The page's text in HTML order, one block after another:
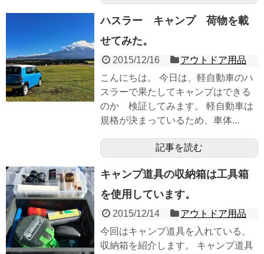
ハスラー キャンプ 荷物を載
せてみた。
2015/12/16
アウトドア用品
こんにちは。 今日は、軽自動車のハ
スラーで果たしてキャンプはできる
のか 検証してみます。 軽自動車は
規格が決まっているため、車体...
記事を読む
キャンプ道具の収納箱は工具箱
を使用しています。
2015/12/14
アウトドア用品
今回はキャンプ道具を入れている、
収納箱を紹介します。 キャンプ道具